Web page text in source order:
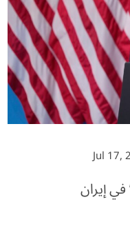
Jul 17,
إيران